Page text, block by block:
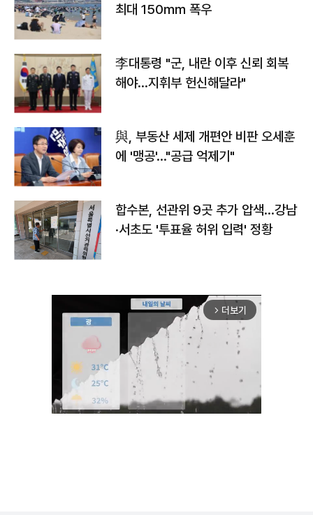
최대 150㎜ 폭우
李대통령 "군, 내란 이후 신뢰 회복
해야…지휘부 헌신해달라"
與, 부동산 세제 개편안 비판 오세훈
에 '맹공'…"공급 억제기"
합수본, 선관위 9곳 추가 압색…강남
·서초도 '투표율 허위 입력' 정황
arrow_forward_ios 더보기